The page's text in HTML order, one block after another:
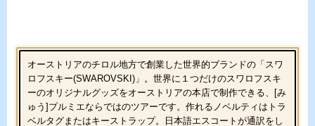
オーストリアのチロル地方で創業した世界的ブランドの「スワ
ロフスキー(SWAROVSKI)」。世界に１つだけのスワロフスキ
ーのオリジナルグッズをオーストリアの本店で制作できる、[み
ゅう]プルミエならではのツアーです。作れるノベルティはトラ
ベルタグまたはキーストラップ。日本語エスコートが通訳をし